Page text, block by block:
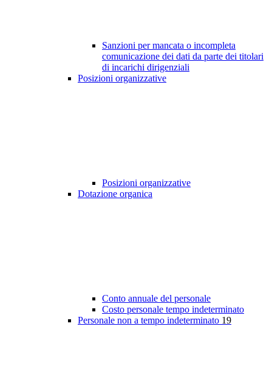
Sanzioni per mancata o incompleta
comunicazione dei dati da parte dei titolari
di incarichi dirigenziali
Posizioni organizzative
Posizioni organizzative
Dotazione organica
Conto annuale del personale
Costo personale tempo indeterminato
Personale non a tempo indeterminato 19